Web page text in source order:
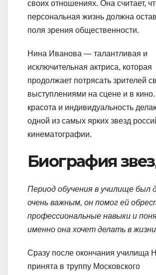
своих отношениях. Она считает,
персональная жизнь должна
поля зрения общественности.
Нина Иванова — талантливая и
исключительная актриса, которая
продолжает потрясать зрителей
выступлениями на сцене и в кино.
красота и индивидуальность
одной из самых ярких звезд
кинематографии.
Биография
Период обучения в училище был
очень важным, он помог ей
профессиональные навыки и
именно она хочет делать в
Сразу после окончания училища
принята в труппу Московского